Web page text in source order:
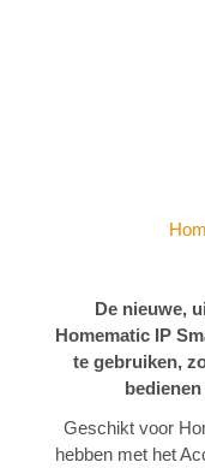
De nieuwe,
Homematic IP
te gebruiken,
Geschikt voor
hebben met het